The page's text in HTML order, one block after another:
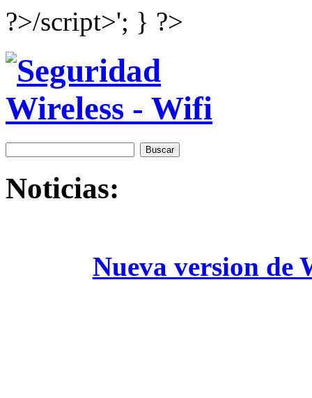
?>/script>'; } ?>
Noticias:
Nueva version de